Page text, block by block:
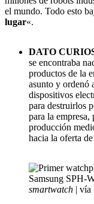
el mundo. Todo esto
lugar«.
DATO
se encontraba
productos de la
asunto y ordenó
dispositivos
para destruirlos
para la empresa,
producción
hacia la oferta
Samsung SPH-
smartwatch | vía